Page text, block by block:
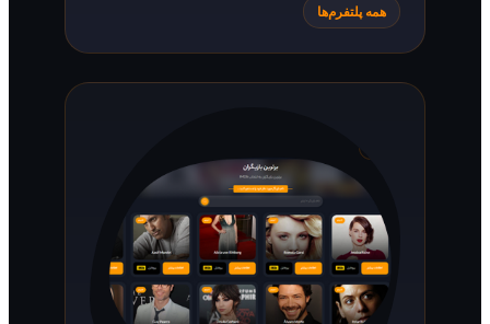
همه پلتفرم‌ها